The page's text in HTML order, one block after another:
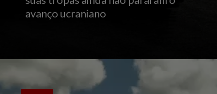
avanço ucraniano